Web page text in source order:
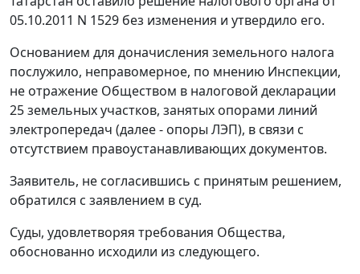
05.10.2011 N 1529 без изменения и утвердило его.
Основанием для доначисления земельного налога
послужило, неправомерное, по мнению Инспекции,
не отражение Обществом в налоговой декларации
25 земельных участков, занятых опорами линий
электропередач (далее - опоры ЛЭП), в связи с
отсутствием правоустанавливающих документов.
Заявитель, не согласившись с принятым решением,
обратился с заявлением в суд.
Суды, удовлетворяя требования Общества,
обоснованно исходили из следующего.